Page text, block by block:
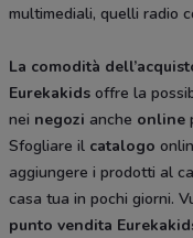
multimediali, quelli radio
La comodità
Eurekakids offre la
nei negozi anche online
Sfogliare il catalogo
aggiungere i prodotti al
casa tua in pochi giorni.
punto vendita